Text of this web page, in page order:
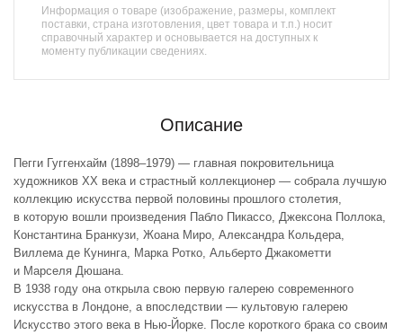
Информация о товаре (изображение, размеры, комплект
поставки, страна изготовления, цвет товара и т.п.) носит
справочный характер и основывается на доступных к
моменту публикации сведениях.
Описание
Пегги Гуггенхайм (1898–1979) — главная покровительница
художников ХХ века и страстный коллекционер — собрала лучшую
коллекцию искусства первой половины прошлого столетия,
в которую вошли произведения Пабло Пикассо, Джексона Поллока,
Константина Бранкузи, Жоана Миро, Александра Кольдера,
Виллема де Кунинга, Марка Ротко, Альберто Джакометти
и Марселя Дюшана.
В 1938 году она открыла свою первую галерею современного
искусства в Лондоне, а впоследствии — культовую галерею
Искусство этого века в Нью-Йорке. После короткого брака со своим